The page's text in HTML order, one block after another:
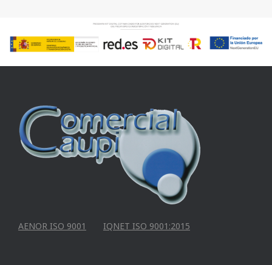
AENOR ISO 9001 IQNET ISO 9001:2015